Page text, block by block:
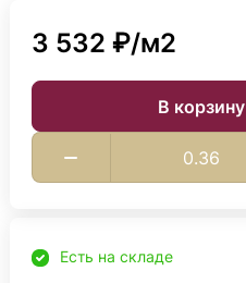
3 532 ₽/м2
В корзину
Есть на складе